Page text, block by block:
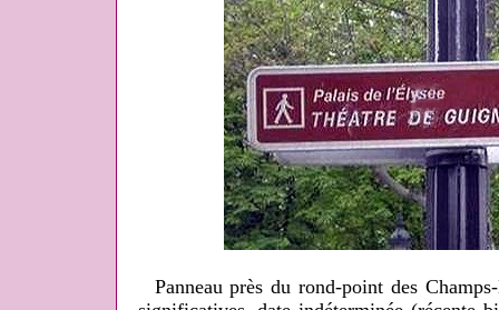
Panneau près du rond-point des